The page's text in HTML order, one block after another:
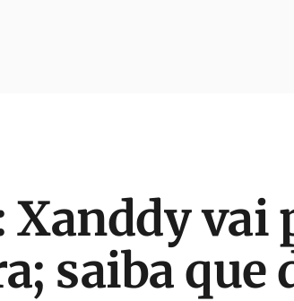
Xanddy vai
saiba que